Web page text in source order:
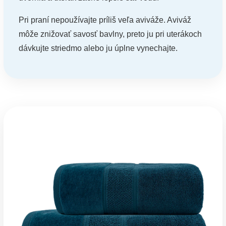
Pri praní nepoužívajte príliš veľa aviváže. Aviváž
môže znižovať savosť bavlny, preto ju pri uterákoch
dávkujte striedmo alebo ju úplne vynechajte.